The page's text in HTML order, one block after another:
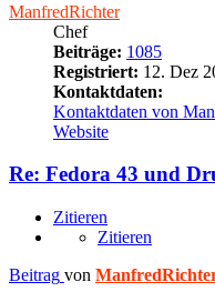
ManfredRichter
Chef
Beiträge: 1085
Registriert: 12. Dez
Kontaktdaten:
Kontaktdaten von
Website
Re: Fedora 43 und
Zitieren
Zitieren
Beitrag von